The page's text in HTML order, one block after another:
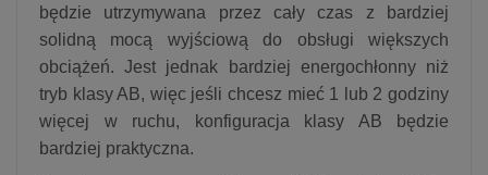
będzie utrzymywana przez cały czas z bardziej
solidną mocą wyjściową do obsługi większych
obciążeń. Jest jednak bardziej energochłonny niż
tryb klasy AB, więc jeśli chcesz mieć 1 lub 2 godziny
więcej w ruchu, konfiguracja klasy AB będzie
bardziej praktyczna.